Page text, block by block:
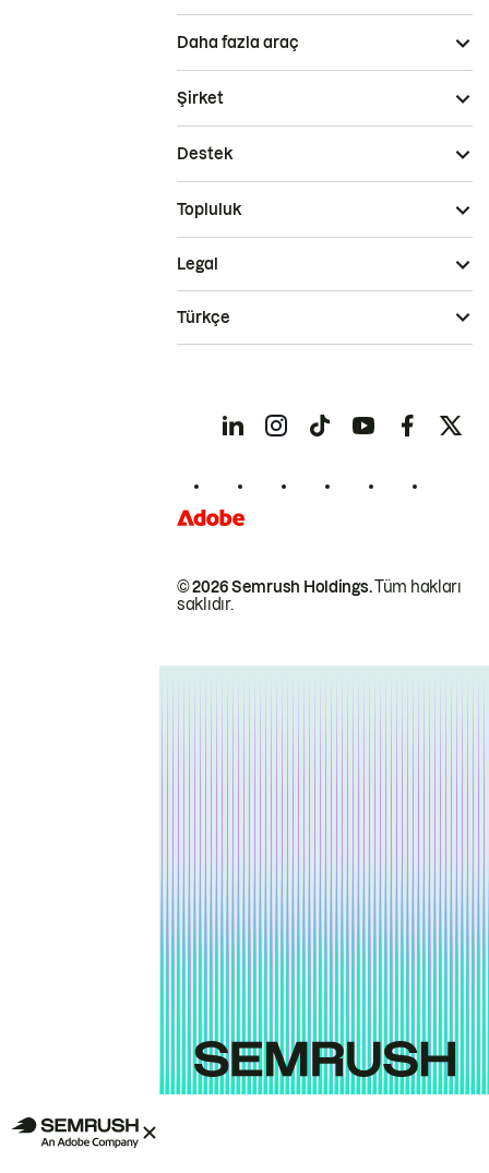
Daha fazla araç
Şirket
Destek
Topluluk
© 2026 Semrush Holdings.Tüm hakları
saklıdır.
Legal
Türkçe